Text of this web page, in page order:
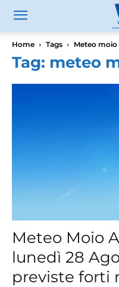
Home Tags Meteo moio
Tag: meteo
Meteo Moio
lunedì 28
previste forti